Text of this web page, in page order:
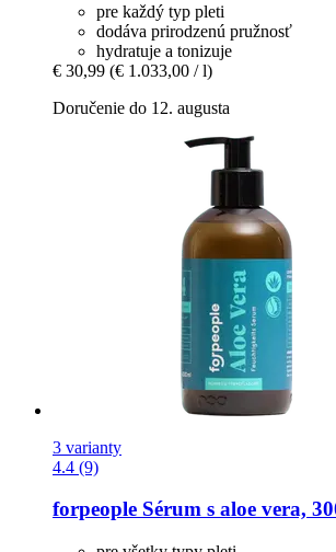
pre každý typ pleti
dodáva prirodzenú pružnosť
hydratuje a tonizuje
€ 30,99 (€ 1.033,00 / l)
Doručenie do 12. augusta
3 varianty
4.4 (9)
forpeople Sérum s aloe vera,